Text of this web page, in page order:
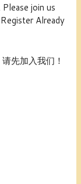
join us
Already
先加入我们！